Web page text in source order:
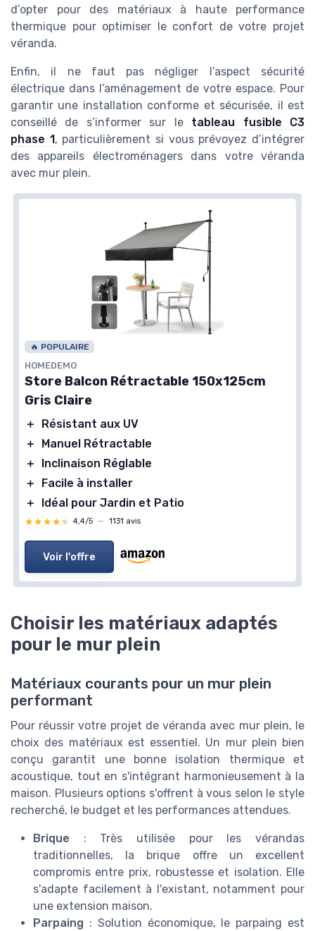
d’opter pour des matériaux à haute performance
thermique pour optimiser le confort de votre projet
véranda.
Enfin, il ne faut pas négliger l’aspect sécurité
électrique dans l’aménagement de votre espace. Pour
garantir une installation conforme et sécurisée, il est
conseillé de s’informer sur le tableau fusible C3
phase 1, particulièrement si vous prévoyez d’intégrer
des appareils électroménagers dans votre véranda
avec mur plein.
🔥 POPULAIRE
HOMEDEMO
Store Balcon Rétractable 150x125cm
Gris Claire
＋
Résistant aux UV
＋
Manuel Rétractable
＋
Inclinaison Réglable
＋
Facile à installer
＋
Idéal pour Jardin et Patio
★★★★★
★★★★★ 4,4/5 — 1131 avis
Voir l'offre
Choisir les matériaux adaptés
pour le mur plein
Matériaux courants pour un mur plein
performant
Pour réussir votre projet de véranda avec mur plein, le
choix des matériaux est essentiel. Un mur plein bien
conçu garantit une bonne isolation thermique et
acoustique, tout en s'intégrant harmonieusement à la
maison. Plusieurs options s'offrent à vous selon le style
recherché, le budget et les performances attendues.
Brique : Très utilisée pour les vérandas
traditionnelles, la brique offre un excellent
compromis entre prix, robustesse et isolation. Elle
s'adapte facilement à l'existant, notamment pour
une extension maison.
Parpaing : Solution économique, le parpaing est